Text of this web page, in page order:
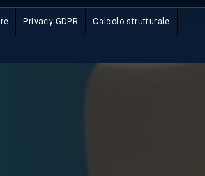
Privacy GDPR Calcolo strutturale